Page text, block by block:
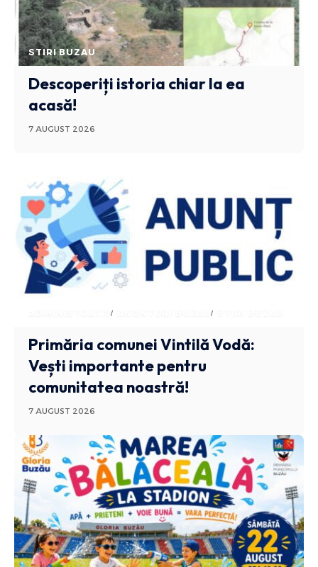
STIRI BUZAU
Descoperiți istoria chiar la ea
acasă!
7 AUGUST 2026
ADMINISTRATIV ANUNTURI BUZAU
Primăria comunei Vintilă Vodă:
Vești importante pentru
comunitatea noastră!
7 AUGUST 2026